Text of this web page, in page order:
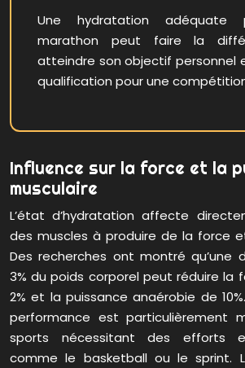
Une hydratation adéquate
marathon peut faire la
atteindre son objectif personnel
qualification pour une
Influence sur la force et la
musculaire
L’état d’hydratation affecte
des muscles à produire de la force
Des recherches ont montré qu’une
3% du poids corporel peut réduire la
2% et la puissance anaérobie de
performance est particulièrement
sports nécessitant des efforts
comme le basketball ou le sprint.